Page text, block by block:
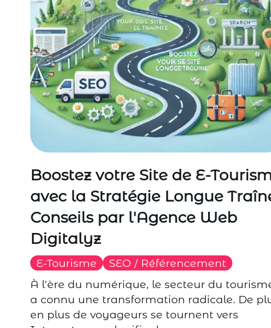
Boostez votre Site de E-
avec la Stratégie Longue
Conseils par l'Agence Web
Digitalyz
E-Tourisme
SEO / Référencement
À l'ère du numérique, le secteur du
a connu une transformation radicale. De
en plus de voyageurs se tournent vers